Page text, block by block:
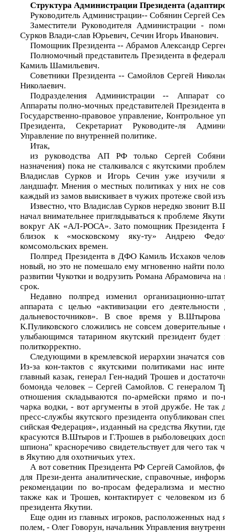
Структура Администрации Президента
Руководитель Администрации-- Собянин Сергей
Заместители Руководителя Администрации -
Сурков Влади-слав Юрьевич, Сечин Игорь Иванович.
Помощник Президента -- Абрамов Александр
Полномочный представитель Президента в
Камиль Шамильевич.
Советники Президента -- Самойлов Сергей
Николаевич.
Подразделения Администрации -- Аппарат
Аппараты полно-мочных представителей Президента
Государственно-правовое управление, Контрольное
Президента, Секретариат Руководите-ля
Управление по внутренней политике.
Итак,
из руководства АП РФ только Сергей
назначения) пока не сталкивался с якутскими
Владислав Сурков и Игорь Сечин уже изучили
ландшафт. Мнения о местных политиках у них не
каждый из замов выискивает в чужих протеже свой
Известно, что Владислав Сурков нередко звонит
начал внимательнее приглядываться к проблеме
вокруг АК «АЛ-РОСА». Зато помощник Президента
близок к «московскому яку-ту» Андрею
комсомольских времен.
Полпред Президента в ДФО Камиль Исхаков
новый, но это не помешало ему мгновенно найти
развитии Чукотки и водрузить Романа Абрамовича на
срок.
Недавно полпред изменил организационно-
аппарата с целью «активизации его
дальневосточников». В свое время у
К.Пуликовского сложились не совсем
улыбающимся татарином якутский президент будет
политкорректно.
Следующими в кремлевской иерархии значатся
Из-за кон-тактов с якутскими политиками нас
главный казак, генерал Ген-надий Трошев и
бомонда человек – Сергей Самойлов. С
отношения складываются по-армейски прямо и по-
чарка водки, - вот аргументы в этой дружбе. Не так
пресс-службы якутского президента опубликован
сийская Федерация», изданный на средства Якутии,
красуются В.Штыров и Г.Трошев в рыболовецких
шпиона" красноречиво свидетельствует для чего так
в Якутию для охотничьих утех.
А вот советник Президента РФ Сергей Самойлов,
для Прези-дента аналитические, справочные,
рекомендации по во-просам федерализма и
также как и Трошев, контактирует с человеком из
президента Якутии.
Еще один из главных игроков, расположенных над
полем, - Олег Говорун, начальник Управления